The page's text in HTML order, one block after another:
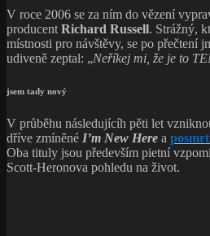
V roce 2006 se za ním do vězení
producent Richard Russell. Strážný,
místnosti pro návštěvy, se po přečtení
udiveně zeptal: „Neříkej mi, že je to
jsem tady nový
V průběhu následujícíh pěti let
dříve zmíněné I’m New Here a
Oba tituly jsou především pietní
Scott-Heronova pohledu na život.